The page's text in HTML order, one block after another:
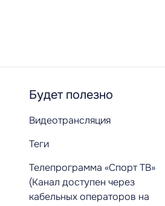
Будет полезно
Видеотрансляция
Теги
Телепрограмма «Спорт ТВ»
(Канал доступен через
кабельных операторов на